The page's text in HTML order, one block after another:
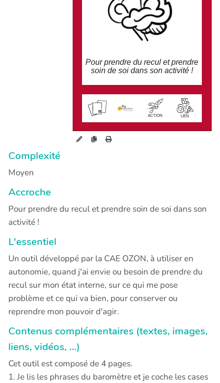
Pour prendre du recul et prendre
soin de soi dans son activité !
ACTION LIEN
wiki.perspectives.coop/?
BarometreDuBienEtreDeLEntr
epreneurE
Complexité
Moyen
Accroche
Pour prendre du recul et prendre soin de soi dans son
activité !
L'essentiel
Un outil développé par la CAE OZON, à utiliser en
autonomie, quand j'ai envie ou besoin de prendre du
recul sur mon état interne, sur ce qui me pose
problème et ce qui va bien, pour conserver ou
reprendre mon pouvoir d'agir.
Contenus complémentaires (textes, images,
liens, vidéos, ...)
Cet outil est composé de 4 pages.
1. Je lis les phrases du baromètre et je coche les cases